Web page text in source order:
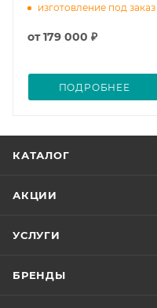
изготовление под заказ
от179 000 ₽
ПОДРОБНЕЕ
КАТАЛОГ
АКЦИИ
УСЛУГИ
БРЕНДЫ